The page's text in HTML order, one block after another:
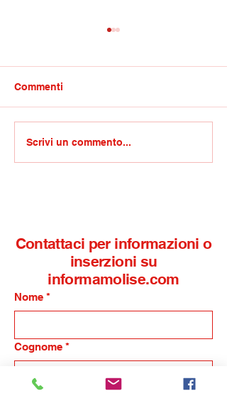
Sagra della soppressata,
oggi la quinta edizione a
Commenti
Scrivi un commento...
Contattaci per informazioni o
inserzioni su
informamolise.com
Nome *
Cognome *